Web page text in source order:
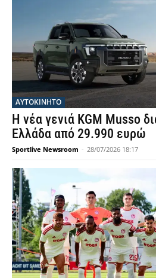
ΑΥΤΟΚΙΝΗΤΟ
Η νέα γενιά KGM Musso
Ελλάδα από 29.990 ευρώ
Sportlive Newsroom - 28/07/2026 18:17